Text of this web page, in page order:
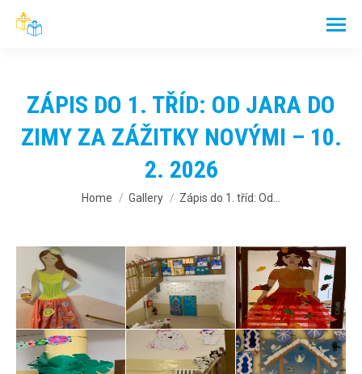
ZÁPIS DO 1. TŘÍD: OD JARA DO
ZIMY ZA ZÁŽITKY NOVÝMI – 10.
2. 2026
You are here:
Home Gallery Zápis do 1. tříd: Od…